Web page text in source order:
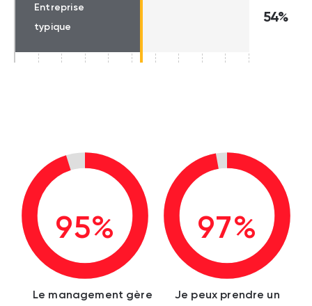
Entreprise
typique
54%
95%
Le management gère
97%
Je peux prendre un